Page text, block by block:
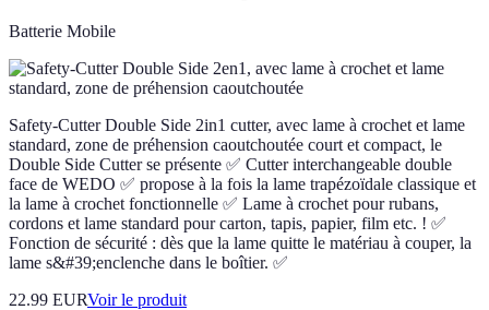
Batterie Mobile
Safety-Cutter Double Side 2in1 cutter, avec lame à crochet et lame
standard, zone de préhension caoutchoutée court et compact, le
Double Side Cutter se présente ✅ Cutter interchangeable double
face de WEDO ✅ propose à la fois la lame trapézoïdale classique et
la lame à crochet fonctionnelle ✅ Lame à crochet pour rubans,
cordons et lame standard pour carton, tapis, papier, film etc. ! ✅
Fonction de sécurité : dès que la lame quitte le matériau à couper, la
lame s&#39;enclenche dans le boîtier. ✅
22.99 EURVoir le produit